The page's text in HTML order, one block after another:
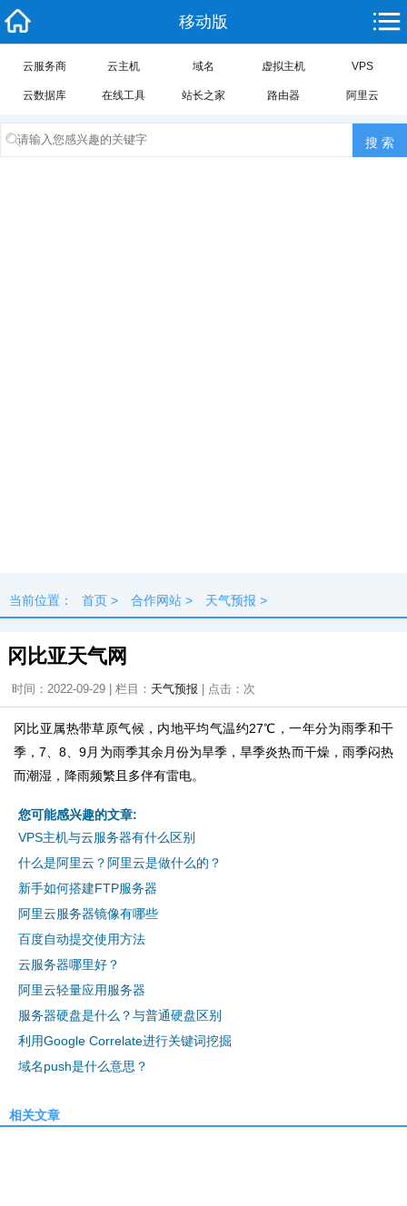
移动版
云服务商 云主机 域名 虚拟主机 VPS
云数据库 在线工具 站长之家 路由器 阿里云
当前位置： 首页 > 合作网站 > 天气预报 >
冈比亚天气网
时间：2022-09-29 | 栏目： 天气预报 | 点击： 次
冈比亚属热带草原气候，内地平均气温约27℃，一年分为雨季和干
季，7、8、9月为雨季其余月份为旱季，旱季炎热而干燥，雨季闷热
而潮湿，降雨频繁且多伴有雷电。
您可能感兴趣的文章:
VPS主机与云服务器有什么区别
什么是阿里云？阿里云是做什么的？
新手如何搭建FTP服务器
阿里云服务器镜像有哪些
百度自动提交使用方法
云服务器哪里好？
阿里云轻量应用服务器
服务器硬盘是什么？与普通硬盘区别
利用Google Correlate进行关键词挖掘
域名push是什么意思？
相关文章